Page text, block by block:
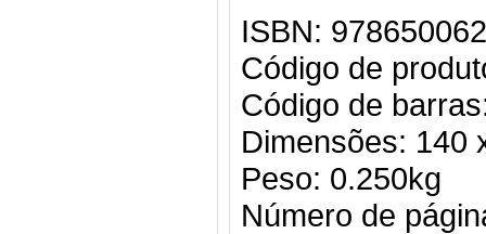
ISBN:
Código de
Código de
Dimensões: 140
Peso: 0.250kg
Número de